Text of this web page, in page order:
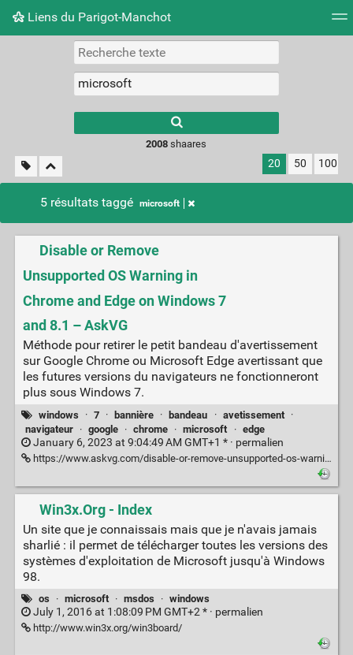
Liens du Parigot-Manchot
Nuage de tags Mur d'images
2008 shaares
20 50 100
5 résultats taggé microsoft
Disable or Remove
Unsupported OS Warning in
Chrome and Edge on Windows 7
and 8.1 – AskVG
Méthode pour retirer le petit bandeau d'avertissement
sur Google Chrome ou Microsoft Edge avertissant que
les futures versions du navigateurs ne fonctionneront
plus sous Windows 7.
windows · 7 · bannière · bandeau · avetissement
·
navigateur
· google · chrome · microsoft · edge
January 6, 2023 at 9:04:49 AM GMT+1 * · permalien
https://www.askvg.com/disable-or-remove-unsupported-os-warning-in-chrome-and-edge-on-windows-7-and-8-1/#disable_or_remove_unsupported_os_warning_banner_in_google_chrome
Win3x.Org - Index
Un site que je connaissais mais que je n'avais jamais
sharlié : il permet de télécharger toutes les versions des
systèmes d'exploitation de Microsoft jusqu'à Windows
98.
os · microsoft · msdos · windows
July 1, 2016 at 1:08:09 PM GMT+2 * · permalien
http://www.win3x.org/win3board/